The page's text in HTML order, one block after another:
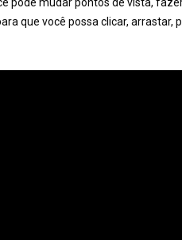
que você possa clicar,